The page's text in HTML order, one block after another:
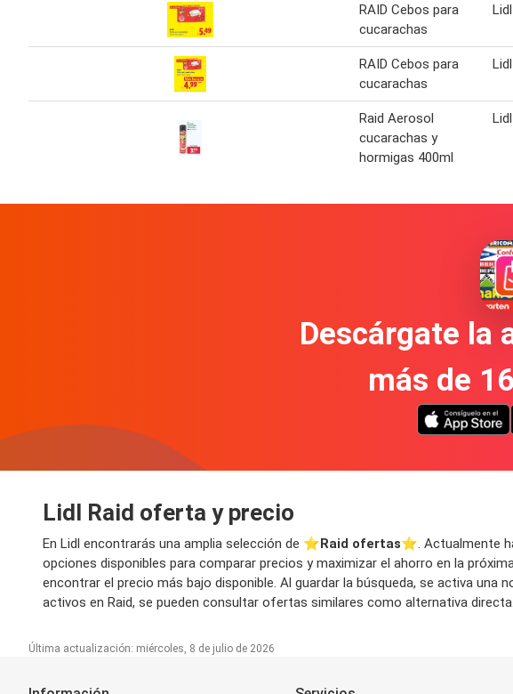
RAID Cebos para
cucarachas
Lidl
RAID Cebos para
cucarachas
Lidl
Raid Aerosol
cucarachas y
hormigas 400ml
Lidl
Descárgate la
más de
Lidl Raid oferta y precio
En Lidl encontrarás una amplia selección de ⭐️Raid ofertas⭐️. Actualmente
opciones disponibles para comparar precios y maximizar el ahorro en la
encontrar el precio más bajo disponible. Al guardar la búsqueda, se activa
activos en Raid, se pueden consultar ofertas similares como alternativa directa.
Última actualización: miércoles, 8 de julio de 2026